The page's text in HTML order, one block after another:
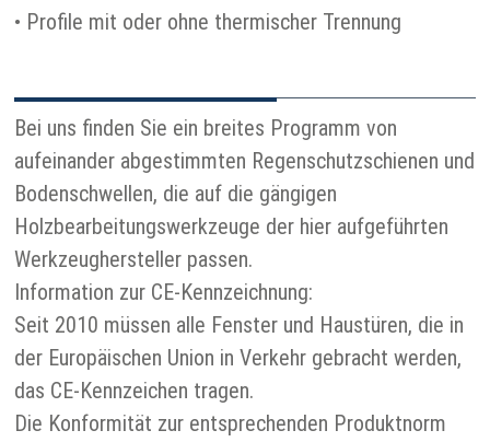
• Profile mit oder ohne thermischer Trennung
Bei uns finden Sie ein breites Programm von
aufeinander abgestimmten Regenschutzschienen und
Bodenschwellen, die auf die gängigen
Holzbearbeitungswerkzeuge der hier aufgeführten
Werkzeughersteller passen.
Information zur CE-Kennzeichnung:
Seit 2010 müssen alle Fenster und Haustüren, die in
der Europäischen Union in Verkehr gebracht werden,
das CE-Kennzeichen tragen.
Die Konformität zur entsprechenden Produktnorm